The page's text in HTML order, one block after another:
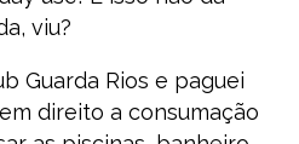
viu?
Guarda Rios e paguei
direito a consumação